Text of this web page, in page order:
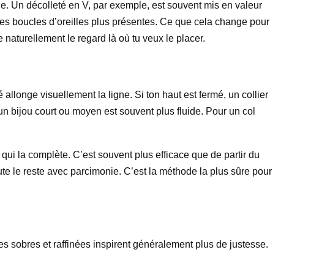
Un décolleté en V, par exemple, est souvent mis en valeur
boucles d’oreilles plus présentes. Ce que cela change pour
le regard là où tu veux le placer.
allonge visuellement la ligne. Si ton haut est fermé, un collier
bijou court ou moyen est souvent plus fluide. Pour un col
la complète. C’est souvent plus efficace que de partir du
le reste avec parcimonie. C’est la méthode la plus sûre pour
sobres et raffinées inspirent généralement plus de justesse.